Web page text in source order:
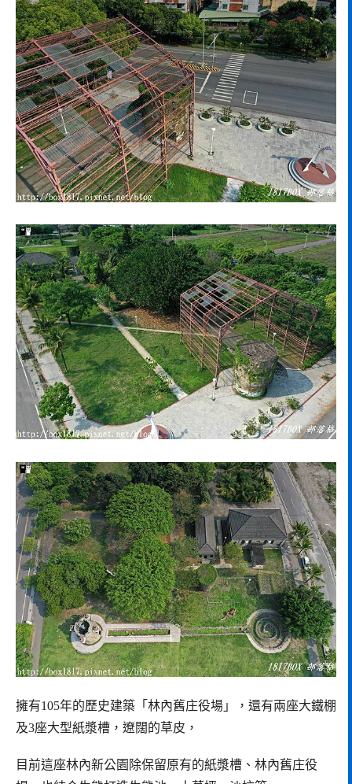
擁有105年的歷史建築「林內舊庄役場」，還有兩座大鐵棚
及3座大型紙漿槽，遼闊的草皮，
目前這座林內新公園除保留原有的紙漿槽、林內舊庄役